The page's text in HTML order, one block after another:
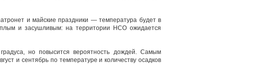
и майские праздники — температура будет в
и засушливым: на территории НСО ожидается
но повысится вероятность дождей. Самым
и сентябрь по температуре и количеству осадков